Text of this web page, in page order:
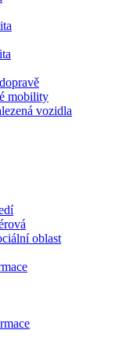
mobility
vozidla
oblast